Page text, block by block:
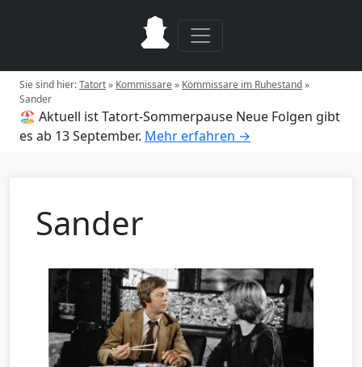
Sie sind hier:Tatort» Kommissare» Kommissare im Ruhestand»
Sander
🏖️ Aktuell ist Tatort-Sommerpause Neue Folgen gibt
es ab 13 September. Mehr erfahren →
Sander